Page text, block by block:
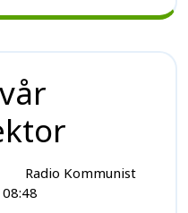
Radio Kommunist
08:48